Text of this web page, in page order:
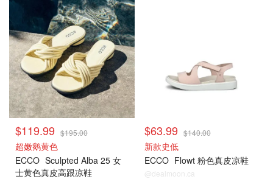
$119.99 $195.00
超嫩鹅黄色
ECCO Sculpted Alba 25 女
士黄色真皮高跟凉鞋
$63.99 $140.00
新款史低
ECCO Flowt 粉色真皮凉鞋
@dealmoon.ca